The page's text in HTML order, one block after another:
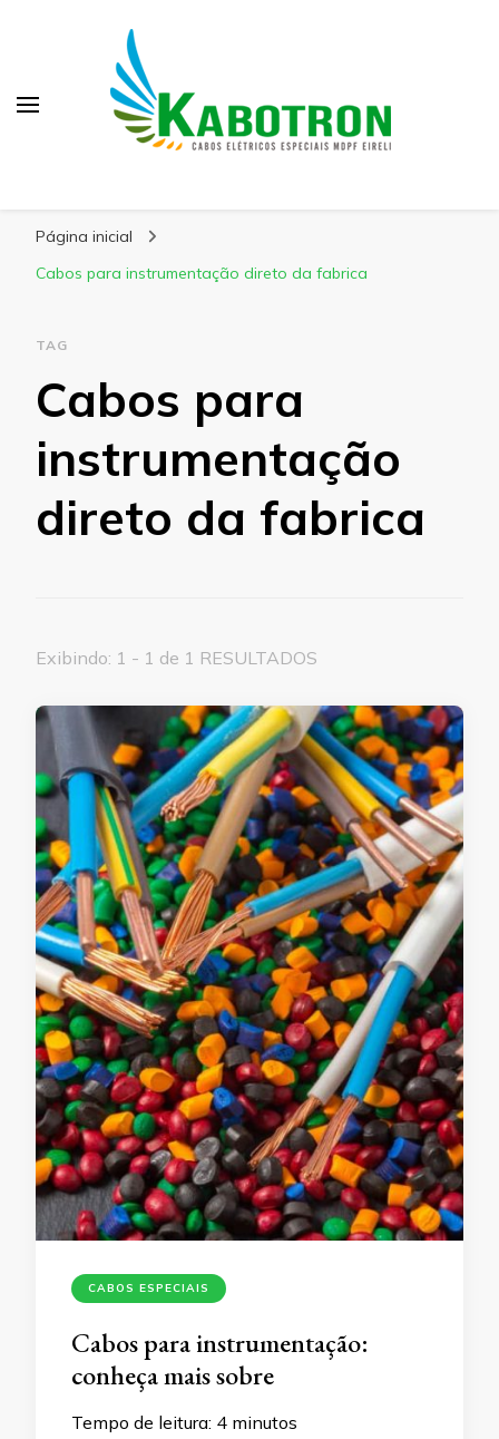
Página inicial
Cabos para instrumentação direto da fabrica
TAG
Cabos para
instrumentação
direto da fabrica
Exibindo: 1 - 1 de 1 RESULTADOS
CABOS ESPECIAIS
Cabos para instrumentação:
conheça mais sobre
Tempo de leitura: 4 minutos